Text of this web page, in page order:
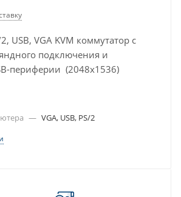
USB, VGA KVM коммутатор с
подключения и
периферии (2048x1536)
— VGA, USB, PS/2